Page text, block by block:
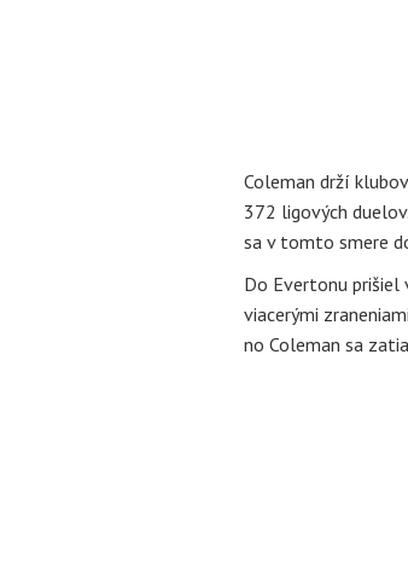
Coleman drží
372 ligových
sa v tomto smere
Do Evertonu
viacerými
no Coleman sa